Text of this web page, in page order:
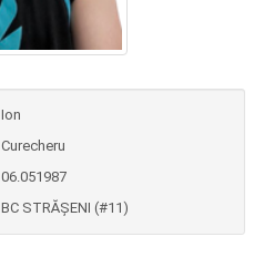
Ion
Curecheru
06.051987
BC STRĂȘENI (#11)